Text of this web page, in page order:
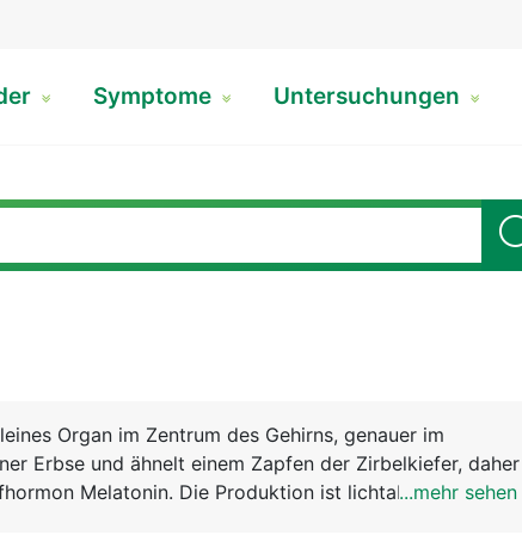
Symptome Untersuchungen
Organ im Zentrum des Gehirns, genauer im
Erbse und ähnelt einem Zapfen der Zirbelkiefer, daher
Melatonin. Die Produktion ist lichtabhängig
...mehr sehen